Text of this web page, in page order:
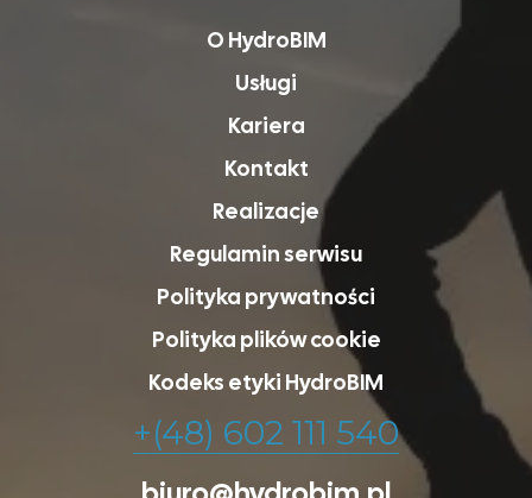
O HydroBIM
Usługi
Kariera
Kontakt
Realizacje
Regulamin serwisu
Polityka prywatności
Polityka plików cookie
Kodeks etyki HydroBIM
+(48) 602 111 540